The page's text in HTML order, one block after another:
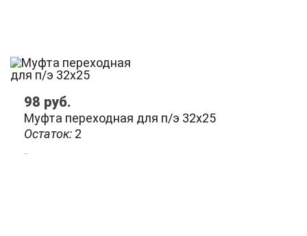
Остаток: 2
Муфта переходная для п/э 32х25
98 руб.